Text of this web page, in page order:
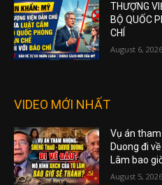
THƯỢNG
BỘ QUỐC
CHÍ
August 6, 2026
VIDEO MỚI NHẤT
Vụ án
Duong đi
Lâm bao
August 5, 2026